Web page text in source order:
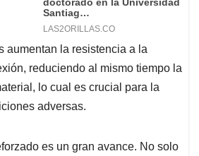
aumentan la resistencia a la
reduciendo al mismo tiempo la
lo cual es crucial para la
adversas.
es un gran avance. No solo